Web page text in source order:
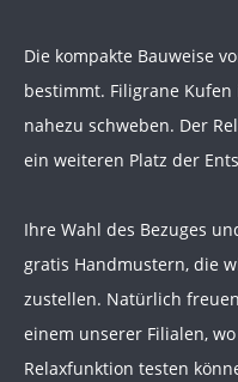
Die kompakte Bauweise
bestimmt. Filigrane
nahezu schweben. Der
ein weiteren Platz der
Ihre Wahl des Bezuges
gratis Handmustern, die
zustellen. Natürlich
einem unserer Filialen,
Relaxfunktion testen